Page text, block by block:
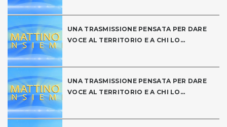
UNA TRASMISSIONE PENSATA PER DARE
VOCE AL TERRITORIO E A CHI LO...
UNA TRASMISSIONE PENSATA PER DARE
VOCE AL TERRITORIO E A CHI LO...